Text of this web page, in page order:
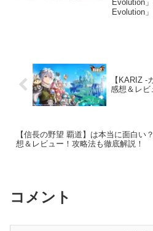
Evolution
Evolution
【KARIZ -
感想＆レビ
【信長の野望 覇道】は本当に面白い
想＆レビュー！攻略法も徹底解説！
コメント